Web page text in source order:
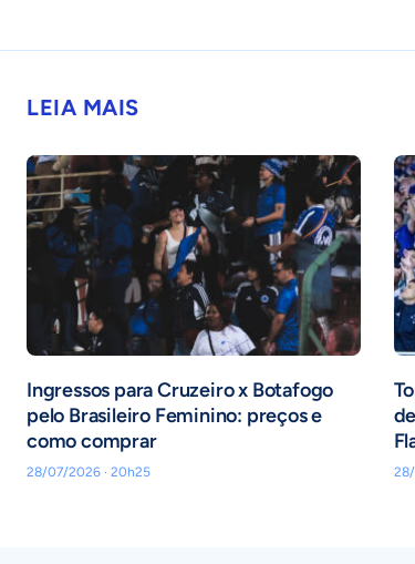
LEIA MAIS
Ingressos para Cruzeiro x Botafogo
pelo Brasileiro Feminino: preços e
como comprar
28/07/2026 · 20h25 28/